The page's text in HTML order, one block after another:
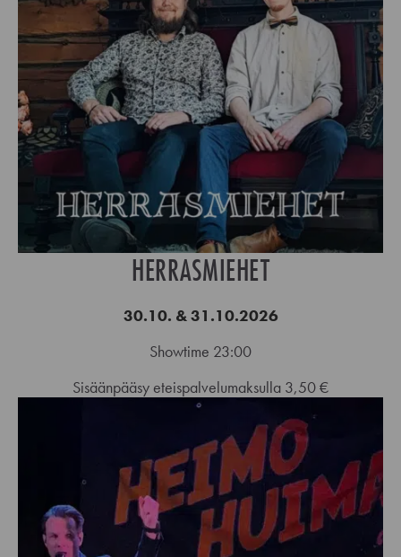
HERRASMIEHET
30.10. & 31.10.2026
Showtime 23:00
Sisäänpääsy eteispalvelumaksulla 3,50 €